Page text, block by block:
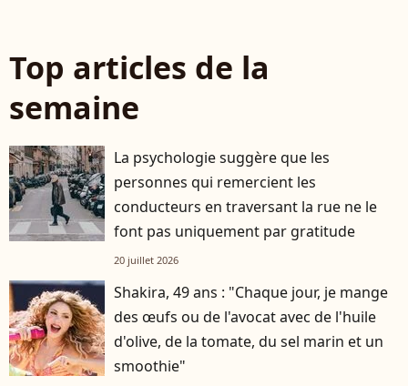
Top articles de la
semaine
La psychologie suggère que les
personnes qui remercient les
conducteurs en traversant la rue ne le
font pas uniquement par gratitude
20 juillet 2026
Shakira, 49 ans : "Chaque jour, je mange
des œufs ou de l'avocat avec de l'huile
d'olive, de la tomate, du sel marin et un
smoothie"